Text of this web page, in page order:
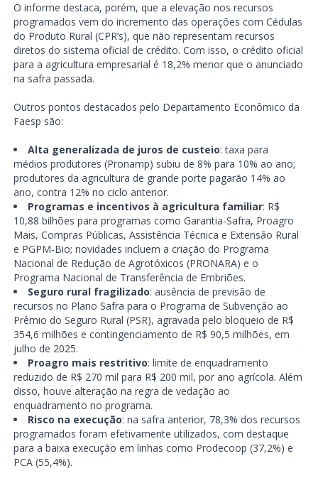
O informe destaca, porém, que a elevação nos recursos
programados vem do incremento das operações com Cédulas
do Produto Rural (CPR’s), que não representam recursos
diretos do sistema oficial de crédito. Com isso, o crédito oficial
para a agricultura empresarial é 18,2% menor que o anunciado
na safra passada.
Outros pontos destacados pelo Departamento Econômico da
Faesp são:
Alta generalizada de juros de custeio: taxa para
médios produtores (Pronamp) subiu de 8% para 10% ao ano;
produtores da agricultura de grande porte pagarão 14% ao
ano, contra 12% no ciclo anterior.
Programas e incentivos à agricultura familiar: R$
10,88 bilhões para programas como Garantia-Safra, Proagro
Mais, Compras Públicas, Assistência Técnica e Extensão Rural
e PGPM-Bio; novidades incluem a criação do Programa
Nacional de Redução de Agrotóxicos (PRONARA) e o
Programa Nacional de Transferência de Embriões.
Seguro rural fragilizado: ausência de previsão de
recursos no Plano Safra para o Programa de Subvenção ao
Prêmio do Seguro Rural (PSR), agravada pelo bloqueio de R$
354,6 milhões e contingenciamento de R$ 90,5 milhões, em
julho de 2025.
Proagro mais restritivo: limite de enquadramento
reduzido de R$ 270 mil para R$ 200 mil, por ano agrícola. Além
disso, houve alteração na regra de vedação ao
enquadramento no programa.
Risco na execução: na safra anterior, 78,3% dos recursos
programados foram efetivamente utilizados, com destaque
para a baixa execução em linhas como Prodecoop (37,2%) e
PCA (55,4%).